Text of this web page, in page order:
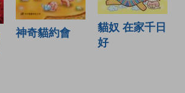
神奇貓約會
貓奴 在家千日
好